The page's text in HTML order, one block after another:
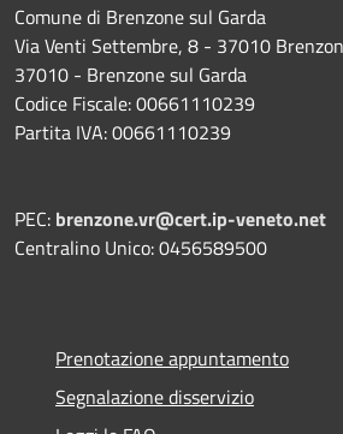
Comune di Brenzone sul Garda
Via Venti Settembre, 8 - 37010
37010 - Brenzone sul Garda
Codice Fiscale: 00661110239
Partita IVA: 00661110239
PEC: brenzone.vr@cert.ip-veneto.net
Centralino Unico: 0456589500
Prenotazione appuntamento
Segnalazione disservizio